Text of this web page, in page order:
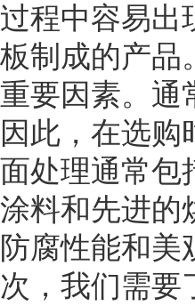
过程中容易出
板制成的产品
重要因素。通
因此，在选
面处理通常包
涂料和先进的
防腐性能和美
次，我们需要